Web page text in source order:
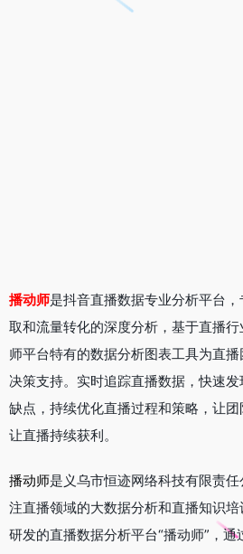
播动师是抖音直播数据专业分析平台
取和流量转化的深度分析，基于直播
师平台特有的数据分析图表工具为直
决策支持。实时追踪直播数据，快速
缺点，持续优化直播过程和策略，让团
让直播持续获利。
播动师是义乌市恒迹网络科技有限责
注直播领域的大数据分析和直播知识
研发的直播数据分析平台“播动师”，